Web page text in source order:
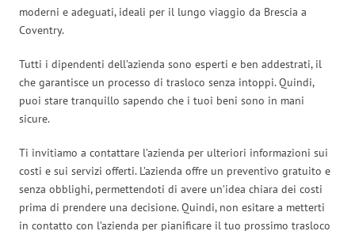
moderni e adeguati, ideali per il lungo viaggio da Brescia a
Coventry.
Tutti i dipendenti dell’azienda sono esperti e ben addestrati, il
che garantisce un processo di trasloco senza intoppi. Quindi,
puoi stare tranquillo sapendo che i tuoi beni sono in mani
sicure.
Ti invitiamo a contattare l’azienda per ulteriori informazioni sui
costi e sui servizi offerti. L’azienda offre un preventivo gratuito e
senza obblighi, permettendoti di avere un’idea chiara dei costi
prima di prendere una decisione. Quindi, non esitare a metterti
in contatto con l’azienda per pianificare il tuo prossimo trasloco